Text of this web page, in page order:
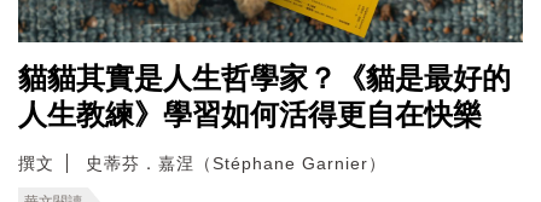
貓貓其實是人生哲學家？《貓是最好的
人生教練》學習如何活得更自在快樂
撰文 史蒂芬．嘉涅（Stéphane Garnier）